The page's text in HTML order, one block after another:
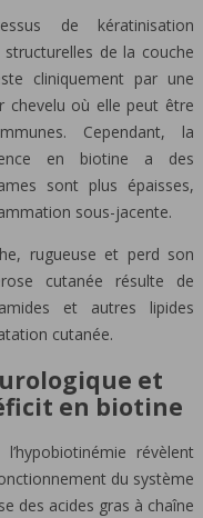
de kératinisation
de la couche
cliniquement par une
chevelu où elle peut être
Cependant, la
en biotine a des
sont plus épaisses,
sous-jacente.
rugueuse et perd son
cutanée résulte de
et autres lipides
cutanée.
et
en biotine
révèlent
du système
des acides gras à chaîne